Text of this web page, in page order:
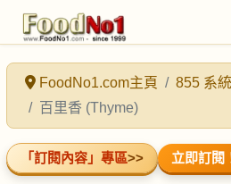
FoodNo1.com主頁 855 系統
百里香 (Thyme)
「訂閱內容」專區>> 立即訂閱